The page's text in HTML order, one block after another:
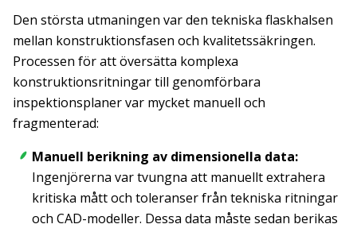
Den största utmaningen var den tekniska flaskhalsen
mellan konstruktionsfasen och kvalitetssäkringen.
Processen för att översätta komplexa
konstruktionsritningar till genomförbara
inspektionsplaner var mycket manuell och
fragmenterad:
Manuell berikning av dimensionella data:
Ingenjörerna var tvungna att manuellt extrahera
kritiska mått och toleranser från tekniska ritningar
och CAD-modeller. Dessa data måste sedan berikas